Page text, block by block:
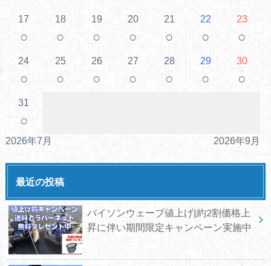
17
○
18
○
19
○
20
○
21
○
22
○
23
○
24
○
25
○
26
○
27
○
28
○
29
○
30
○
31
○
2026年7月 2026年9月
最近の投稿
バイソンウェーブ値上げ|約2割価格上
昇に伴い期間限定キャンペーン実施中